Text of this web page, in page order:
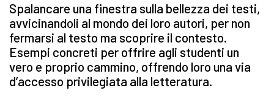
Spalancare una finestra sulla bellezza dei testi,
avvicinandoli al mondo dei loro autori, per non
fermarsi al testo ma scoprire il contesto.
Esempi concreti per offrire agli studenti un
vero e proprio cammino, offrendo loro una via
d’accesso privilegiata alla letteratura.